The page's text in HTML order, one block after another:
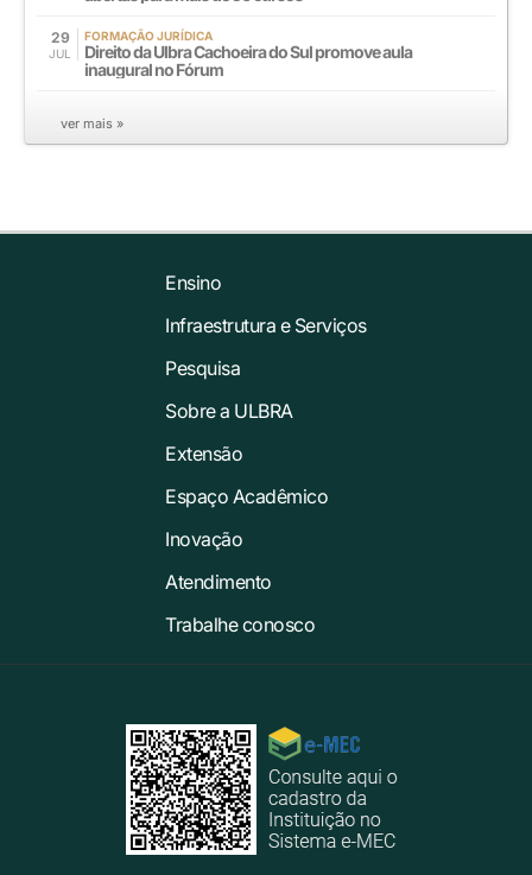
29
JUL
FORMAÇÃO JURÍDICA
Direito da Ulbra Cachoeira do Sul promove aula
inaugural no Fórum
ver mais »
Ensino
Infraestrutura e Serviços
Pesquisa
Sobre a ULBRA
Extensão
Espaço Acadêmico
Inovação
Atendimento
Trabalhe conosco